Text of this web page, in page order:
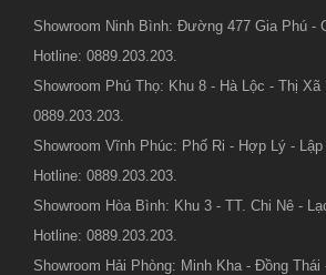
Showroom Ninh Bình: Đường 477 Gia Phú -
Hotline: 0889.203.203.
Showroom Phú Thọ: Khu 8 - Hà Lộc - Thị Xã
0889.203.203.
Showroom Vĩnh Phúc: Phố Ri - Hợp Lý -
Hotline: 0889.203.203.
Showroom Hòa Bình: Khu 3 - TT. Chi Nê -
Hotline: 0889.203.203.
Showroom Hải Phòng: Minh Kha - Đồng